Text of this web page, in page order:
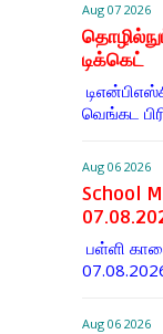
Aug 07 2026
டிக்கெட்
வெங்கட
Aug 06 2026
School
பள்ளி
Aug 06 2026